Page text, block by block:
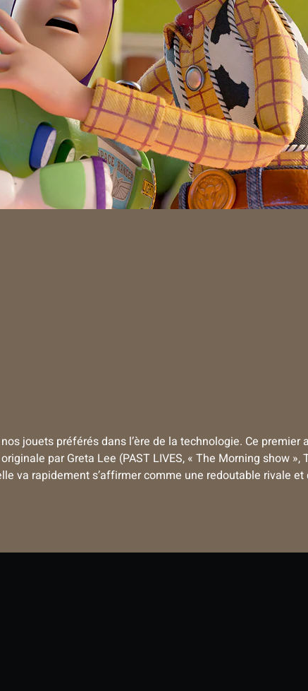
jouets préférés dans l’ère de la technologie. Ce
par Greta Lee (PAST LIVES, « The Morning show »,
va rapidement s’affirmer comme une redoutable rivale